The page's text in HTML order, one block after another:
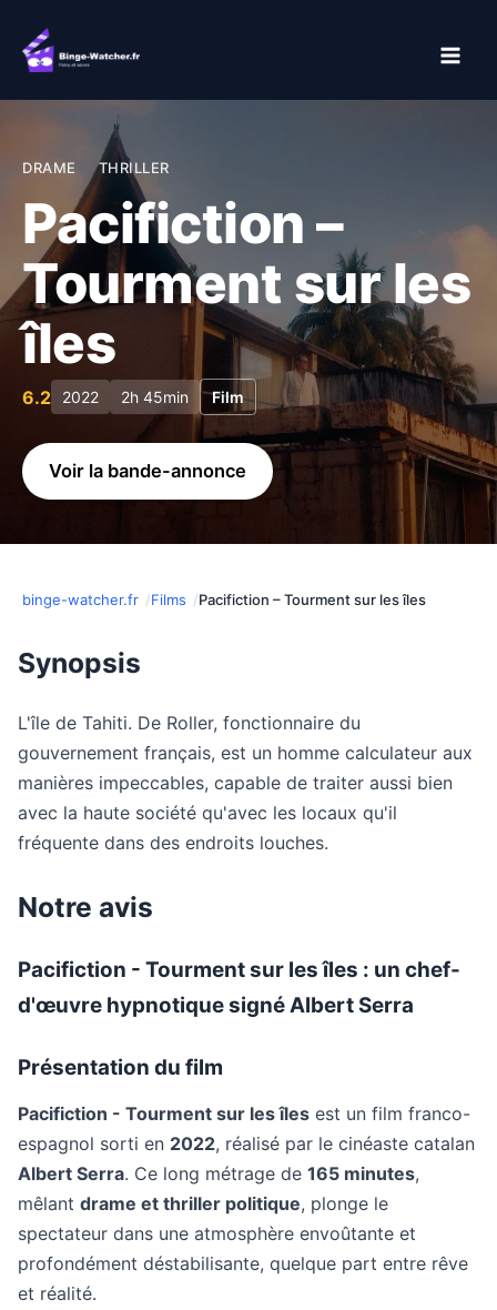
contenu
DRAME THRILLER
Pacifiction –
Tourment sur les
îles
6.2 2022 2h 45min Film
Voir la bande-annonce
binge-watcher.fr Films Pacifiction – Tourment sur les îles
Synopsis
L'île de Tahiti. De Roller, fonctionnaire du
gouvernement français, est un homme calculateur aux
manières impeccables, capable de traiter aussi bien
avec la haute société qu'avec les locaux qu'il
fréquente dans des endroits louches.
Notre avis
Pacifiction - Tourment sur les îles : un chef-
d'œuvre hypnotique signé Albert Serra
Présentation du film
Pacifiction - Tourment sur les îles est un film franco-
espagnol sorti en 2022, réalisé par le cinéaste catalan
Albert Serra. Ce long métrage de 165 minutes,
mêlant drame et thriller politique, plonge le
spectateur dans une atmosphère envoûtante et
profondément déstabilisante, quelque part entre rêve
et réalité.